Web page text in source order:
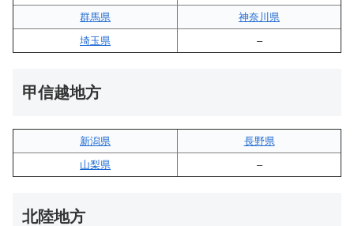
群馬県
神奈川県
埼玉県
–
甲信越地方
新潟県
長野県
山梨県
–
北陸地方